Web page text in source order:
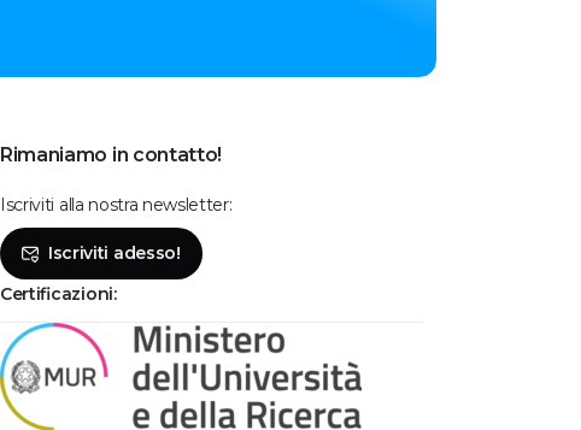
Rimaniamo in contatto!
Iscriviti alla nostra newsletter:
Iscriviti adesso!
Certificazioni:
Se hai bisogno, chiamaci!
Sabato: dalle 9 alle 14
Parla con la segreteria